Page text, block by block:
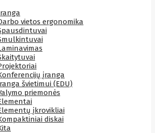
vietos ergonomika
įranga
švietimui (EDU)
priemonės
įkrovikliai
diskai